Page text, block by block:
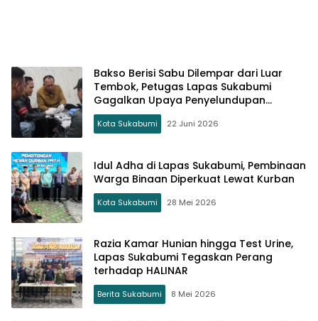
Bakso Berisi Sabu Dilempar dari Luar
Tembok, Petugas Lapas Sukabumi
Gagalkan Upaya Penyelundupan
Narkoba
Kota Sukabumi 22 Juni 2026
Idul Adha di Lapas Sukabumi, Pembinaan
Warga Binaan Diperkuat Lewat Kurban
Kota Sukabumi 28 Mei 2026
Razia Kamar Hunian hingga Test Urine,
Lapas Sukabumi Tegaskan Perang
terhadap HALINAR
Berita Sukabumi 8 Mei 2026